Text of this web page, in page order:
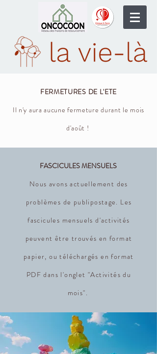
FERMETURES DE L'ETE
Il n'y aura aucune fermeture durant le mois
d'août !
FASCICULES MENSUELS
Nous avons actuellement des
problèmes de publipostage. Les
fascicules mensuels d'activités
peuvent être trouvés en format
papier, ou téléchargés en format
PDF dans l'onglet "Activités du
mois".